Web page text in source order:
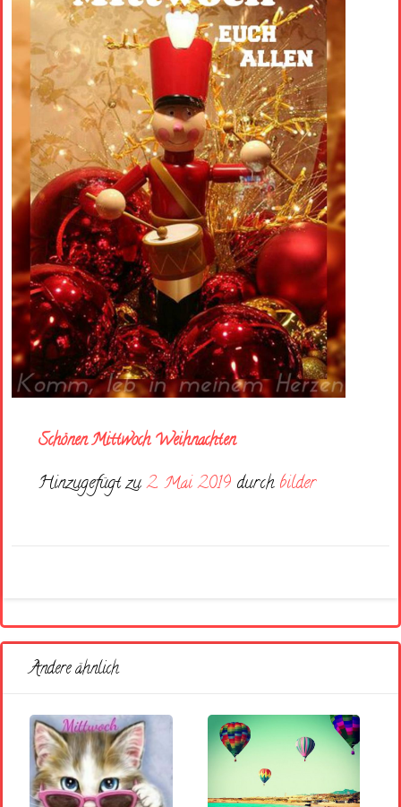
Schönen Mittwoch Weihnachten
Hinzugefügt zu2. Mai 2019 durch bilder
Andere ähnlich